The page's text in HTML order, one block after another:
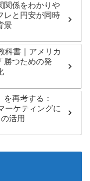
関係をわかりや
レと円安が同時
景
科書｜アメリカ
勝つための発
再考する：
ーケティングに
活用